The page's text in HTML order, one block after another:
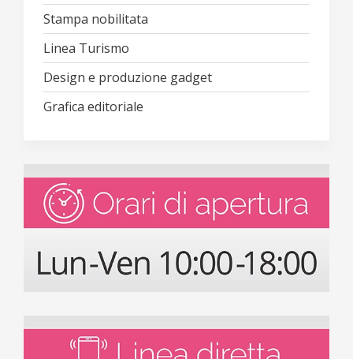
Stampa nobilitata
Linea Turismo
Design e produzione gadget
Grafica editoriale